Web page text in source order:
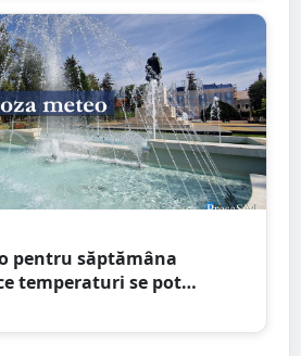
pentru săptămâna
temperaturi se pot